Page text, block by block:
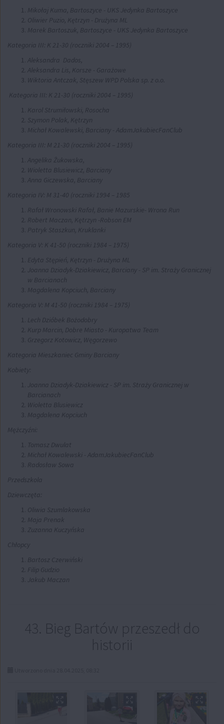
Mikołaj Kuma, Bartoszyce - UKS Jedynka Bartoszyce
Oliwier Puzio, Kętrzyn - Drużyna ML
Marek Bartoszuk, Bartoszyce - UKS Jedynka Bartoszyce
Kategoria III: K 21-30 (roczniki 2004 – 1995)
Aleksandra Dados,
Aleksandra Lis, Korsze - Garażowe
Wiktoria Antczak, Stęszew WPD Polska sp. z o.o.
Kategoria III: K 21-30 (roczniki 2004 – 1995)
Karol Strumiłowski, Rosocha
Szymon Polak, Kętrzyn
Michał Kowalewski, Barciany - AdamJakubiecFanClub
Kategoria III: M 21-30 (roczniki 2004 – 1995)
Angelika Żukowska,
Wioletta Blusiewicz, Barciany
Anna Giczewska, Barciany
Kategoria IV: M 31-40 (roczniki 1994 – 1985
Rafał Wronowski Rafał, Banie Mazurskie- Wrona Run
Robert Maczan, Kętrzyn -Robson EM
Patryk Staszkun, Kruklanki
Kategoria V: K 41-50 (roczniki 1984 – 1975)
Edyta Stępień, Kętrzyn - Drużyna ML
Joanna Dziadyk-Dziakiewicz, Barciany - SP im. Straży Granicznej
w Barcianach
Magdalena Kopciuch, Barciany
Kategoria V: M 41-50 (roczniki 1984 – 1975)
Lech Dzióbek Bożodobry
Kurp Marcin, Dobre Miasto - Kuropatwa Team
Grzegorz Kotowicz, Węgorzewo
​Kategoria Mieszkaniec Gminy Barciany
Kobiety:
Joanna Dziadyk-Dziakiewicz - SP im. Straży Granicznej w
Barcianach
Wioletta Blusiewicz
Magdalena Kopciuch
​Mężczyźni:
Tomasz Dwulat
Michał Kowalewski - AdamJakubiecFanClub
Radosław Sowa
Przedszkola
Dziewczęta:
Oliwia Szumlakowska
Maja Prenak
Zuzanna Kuczyńska
Chłopcy
Bartosz Czerwiński
Filip Gudzio
Jakub Maczan
43. Bieg Bartów przeszedł do
historii